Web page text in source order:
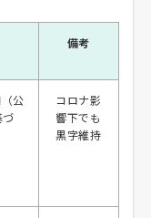
備考
公
コロナ影
響下でも
黒字維持